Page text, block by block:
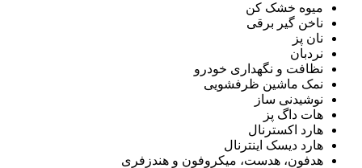
میوه خشک کن
ناخن گیر برقی
نان پز
نردبان
نظافت و نگهداری خودرو
نمک ماشین ظرفشویی
نوشیدنی ساز
هات داگ پز
هارد اکسترنال
هارد دیسک اینترنال
هدفون، هدست، میکروفون و هندزفری